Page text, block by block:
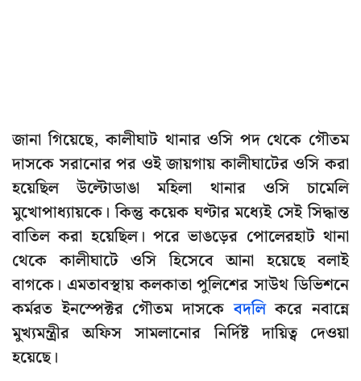
জানা গিয়েছে, কালীঘাট থানার ওসি পদ থেকে গৌতম
দাসকে সরানোর পর ওই জায়গায় কালীঘাটের ওসি করা
হয়েছিল উল্টোডাঙা মহিলা থানার ওসি চামেলি
মুখোপাধ্যায়কে। কিন্তু কয়েক ঘণ্টার মধ্যেই সেই সিদ্ধান্ত
বাতিল করা হয়েছিল। পরে ভাঙড়ের পোলেরহাট থানা
থেকে কালীঘাটে ওসি হিসেবে আনা হয়েছে বলাই
বাগকে। এমতাবস্থায় কলকাতা পুলিশের সাউথ ডিভিশনে
কর্মরত ইনস্পেক্টর গৌতম দাসকেবদলিকরে নবান্নে
মুখ্যমন্ত্রীর অফিস সামলানোর নির্দিষ্ট দায়িত্ব দেওয়া
হয়েছে।